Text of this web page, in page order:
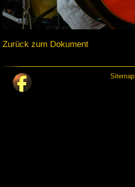
Zurück zum Dokument
Sitemap